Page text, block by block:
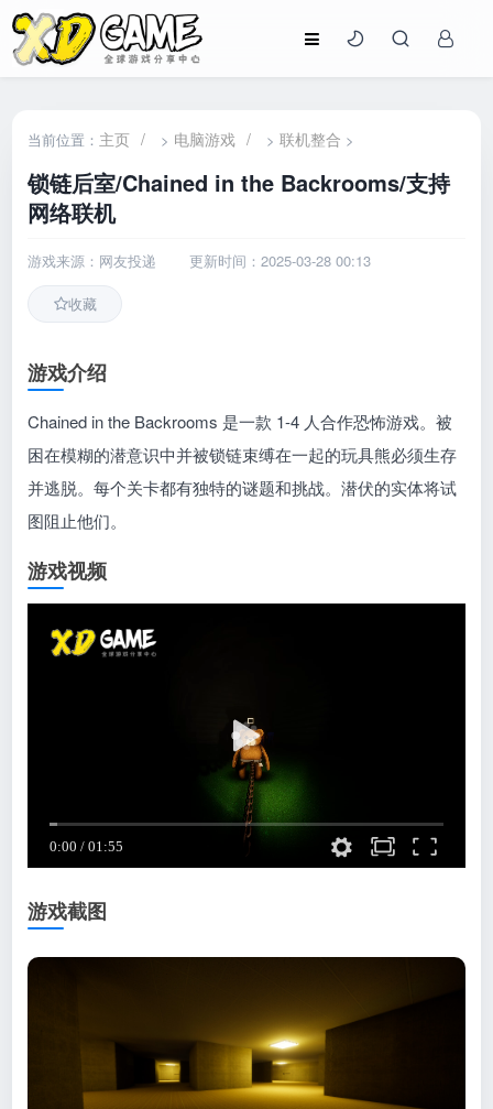
当前位置： 主页 / > 电脑游戏 / >联机整合 >
锁链后室/Chained in the Backrooms/支持
网络联机
游戏来源：网友投递 更新时间：2025-03-28 00:13
收藏
游戏介绍
Chained in the Backrooms 是一款 1-4 人合作恐怖游戏。被
困在模糊的潜意识中并被锁链束缚在一起的玩具熊必须生存
并逃脱。每个关卡都有独特的谜题和挑战。潜伏的实体将试
图阻止他们。
游戏视频
游戏截图